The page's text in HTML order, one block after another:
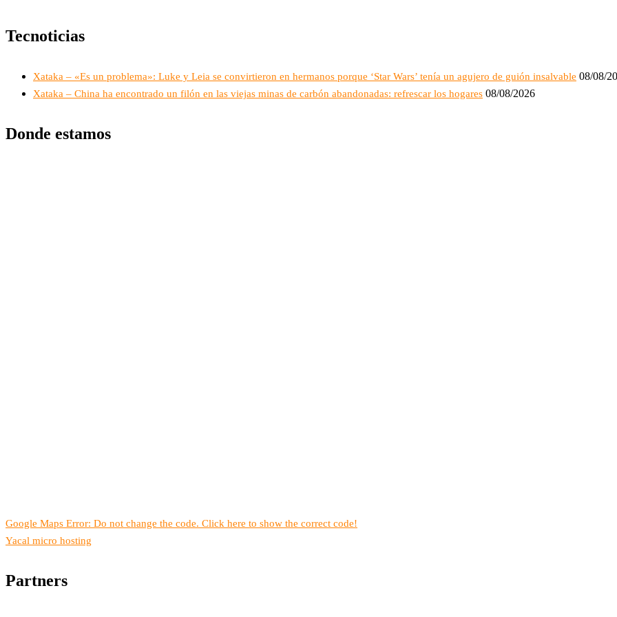
Tecnoticias
Xataka – «Es un problema»: Luke y Leia se convirtieron en hermanos porque ‘Star Wars’ tenía un agujero de guión insalvable 08/08/
Xataka – China ha encontrado un filón en las viejas minas de carbón abandonadas: refrescar los hogares 08/08/2026
Donde estamos
Google Maps Error: Do not change the code. Click here to show the correct code!
Yacal micro hosting
Partners